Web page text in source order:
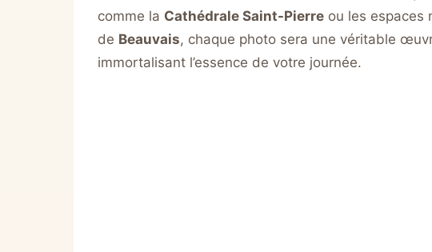
comme la Cathédrale Saint-Pierre ou les espaces
de Beauvais
, chaque photo sera une véritable
immortalisant l’essence de votre journée.